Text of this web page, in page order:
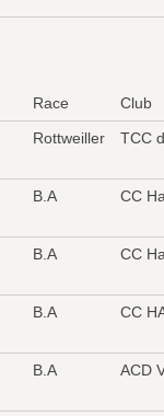
Race
Club
Rottweiller TCC
B.A CC
B.A CC
B.A CC
B.A ACD